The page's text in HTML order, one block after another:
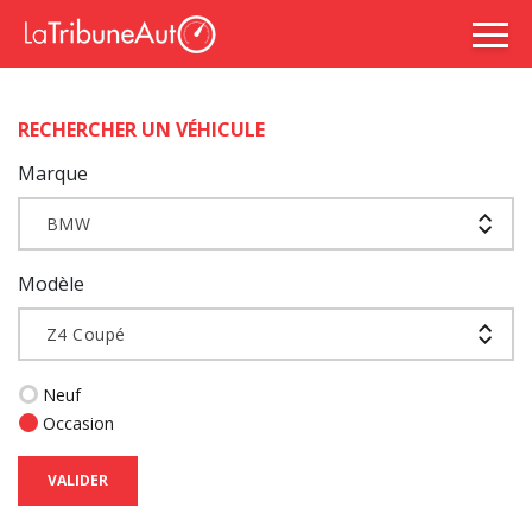
RECHERCHER UN VÉHICULE
Marque
BMW
Modèle
Z4 Coupé
Neuf
Occasion
VALIDER